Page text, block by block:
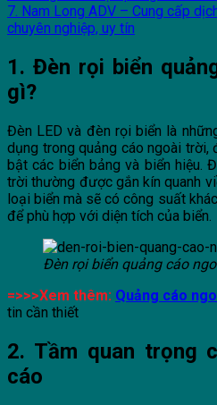
7. Nam Long ADV – Cung cấp
chuyên nghiệp, uy tín
1. Đèn rọi biển
gì?
Đèn LED và đèn rọi biển là
dụng trong quảng cáo ngoài trời,
bật các biển bảng và biển hiệu.
trời thường được gắn kín quanh
loại biển mà sẽ có công suất khác
để phù hợp với diện tích của biển.
Đèn rọi biển quảng cáo
=>>>Xem thêm: Quảng cáo
tin cần thiết
2. Tầm quan trọng
cáo